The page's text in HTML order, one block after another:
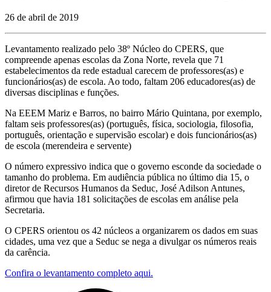
26 de abril de 2019
Levantamento realizado pelo 38º Núcleo do CPERS, que
compreende apenas escolas da Zona Norte, revela que 71
estabelecimentos da rede estadual carecem de professores(as) e
funcionários(as) de escola. Ao todo, faltam 206 educadores(as) de
diversas disciplinas e funções.
Na EEEM Mariz e Barros, no bairro Mário Quintana, por exemplo,
faltam seis professores(as) (português, física, sociologia, filosofia,
português, orientação e supervisão escolar) e dois funcionários(as)
de escola (merendeira e servente)
O número expressivo indica que o governo esconde da sociedade o
tamanho do problema. Em audiência pública no último dia 15, o
diretor de Recursos Humanos da Seduc, José Adilson Antunes,
afirmou que havia 181 solicitações de escolas em análise pela
Secretaria.
O CPERS orientou os 42 núcleos a organizarem os dados em suas
cidades, uma vez que a Seduc se nega a divulgar os números reais
da carência.
Confira o levantamento completo aqui.